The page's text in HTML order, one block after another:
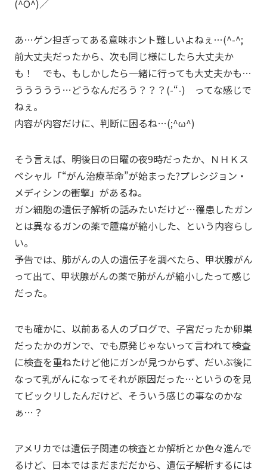
(^O^)／
あ…ゲン担ぎってある意味ホント難しいよねぇ…(^-^;
前大丈夫だったから、次も同じ様にしたら大丈夫か
も！ でも、もしかしたら一緒に行っても大丈夫かも…
ううううう…どうなんだろう？？？(-“-) ってな感じで
ねぇ。
内容が内容だけに、判断に困るね…(;^ω^)
そう言えば、明後日の日曜の夜9時だったか、ＮＨＫス
ペシャル「“がん治療革命”が始まった?プレシジョン・
メディシンの衝撃」があるね。
ガン細胞の遺伝子解析の話みたいだけど…罹患したガン
とは異なるガンの薬で腫瘍が縮小した、という内容らし
い。
予告では、肺がんの人の遺伝子を調べたら、甲状腺がん
って出て、甲状腺がんの薬で肺がんが縮小したって感じ
だった。
でも確かに、以前ある人のブログで、子宮だったか卵巣
だったかのガンで、でも原発じゃないって言われて検査
に検査を重ねたけど他にガンが見つからず、だいぶ後に
なって乳がんになってそれが原因だった…というのを見
てビックリしたんだけど、そういう感じの事なのかな
ぁ…？
アメリカでは遺伝子関連の検査とか解析とか色々進んで
るけど、日本ではまだまだだから、遺伝子解析するには